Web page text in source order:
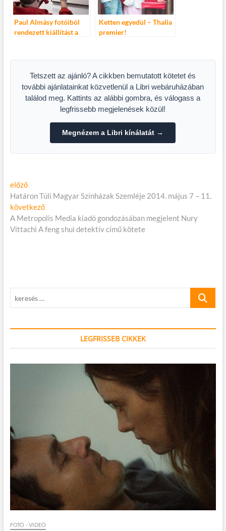
Paul Almásy fotóiból
rendezett kiállítást a
Ketten egyedül – Thalia
premier!
Tetszett az ajánló? A cikkben bemutatott kötetet és
további ajánlatainkat közvetlenül a Libri webáruházában
találod meg. Kattints az alábbi gombra, és válogass a
legfrissebb megjelenések közül!
Megnézem a Libri kínálatát →
Bejegyzés
navigáció
előzőElőző
cikk:
Határon Túli Magyar Színházak Szemléje 2014. május 7 – 11.
következőKövetkező
cikk:
A Metropolis Media kiadó gondozásában megjelent Nury
Vittachi A feng shui detektív című kötete
keresés
LEGFRISSEB CIKKEK
FOTÓ - VIDEÓ